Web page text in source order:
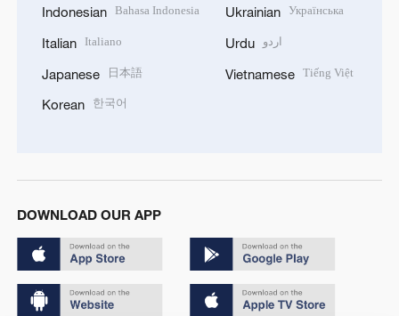
Indonesian Bahasa Indonesia
Italian Italiano
Japanese 日本語
Korean 한국어
Ukrainian Українська
Urdu اردو
Vietnamese Tiếng Việt
DOWNLOAD OUR APP